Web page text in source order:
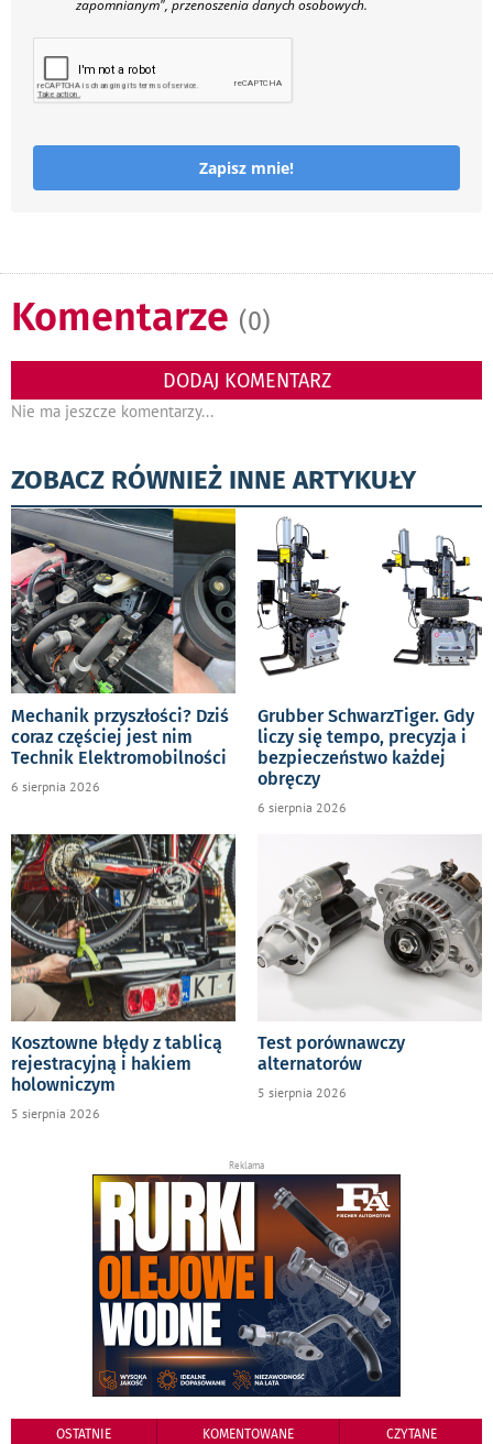
zapomnianym", przenoszenia danych osobowych.
Zapisz mnie!
Komentarze (0)
DODAJ KOMENTARZ
Nie ma jeszcze komentarzy...
ZOBACZ RÓWNIEŻ INNE ARTYKUŁY
Mechanik przyszłości? Dziś
coraz częściej jest nim
Technik Elektromobilności
6 sierpnia 2026
Grubber SchwarzTiger. Gdy
liczy się tempo, precyzja i
bezpieczeństwo każdej
obręczy
6 sierpnia 2026
Kosztowne błędy z tablicą
rejestracyjną i hakiem
holowniczym
5 sierpnia 2026
Test porównawczy
alternatorów
5 sierpnia 2026
Reklama
OSTATNIE KOMENTOWANE CZYTANE